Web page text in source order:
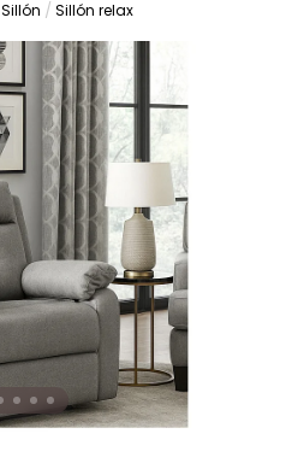
Sillón Sillón relax